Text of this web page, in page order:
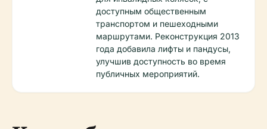
доступным общественным
транспортом и пешеходными
маршрутами. Реконструкция 2013
года добавила лифты и пандусы,
улучшив доступность во время
публичных мероприятий.